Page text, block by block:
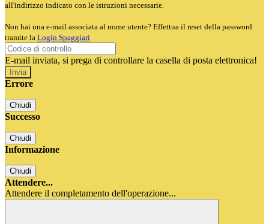
all'indirizzo indicato con le istruzioni necessarie.
Non hai una e-mail associata al nome utente? Effettua il reset della password
tramite la Login Spaggiari
E-mail inviata, si prega di controllare la casella di posta elettronica!
Errore
Chiudi
Successo
Chiudi
Informazione
Chiudi
Attendere...
Attendere il completamento dell'operazione...